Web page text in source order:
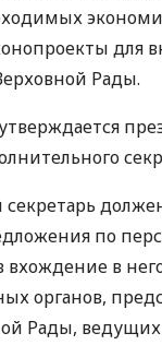
для
Рады.
секретарь
по
в
органов,
Рады,